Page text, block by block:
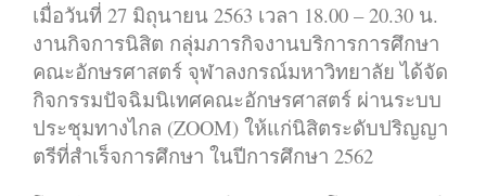
เมื่อวันที่ 27 มิถุนายน 2563 เวลา 18.00 – 20.30 น.
งานกิจการนิสิต กลุ่มภารกิจงานบริการการศึกษา
คณะอักษรศาสตร์ จุฬาลงกรณ์มหาวิทยาลัย ได้จัด
กิจกรรมปัจฉิมนิเทศคณะอักษรศาสตร์ ผ่านระบบ
ประชุมทางไกล (ZOOM) ให้แก่นิสิตระดับปริญญา
ตรีที่สำเร็จการศึกษา ในปีการศึกษา 2562